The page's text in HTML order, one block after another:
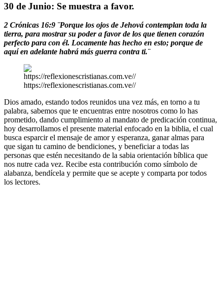
30 de Junio: Se muestra a favor.
2 Crónicas 16:9 ¨Porque los ojos de Jehová contemplan toda la
tierra, para mostrar su poder a favor de los que tienen corazón
perfecto para con él. Locamente has hecho en esto; porque de
aquí en adelante habrá más guerra contra ti.¨
https://reflexionescristianas.com.ve//
Dios amado, estando todos reunidos una vez más, en torno a tu
palabra, sabemos que te encuentras entre nosotros como lo has
prometido, dando cumplimiento al mandato de predicación continua,
hoy desarrollamos el presente material enfocado en la biblia, el cual
busca esparcir el mensaje de amor y esperanza, ganar almas para
que sigan tu camino de bendiciones, y beneficiar a todas las
personas que estén necesitando de la sabia orientación bíblica que
nos nutre cada vez. Recibe esta contribución como símbolo de
alabanza, bendícela y permite que se acepte y comparta por todos
los lectores.